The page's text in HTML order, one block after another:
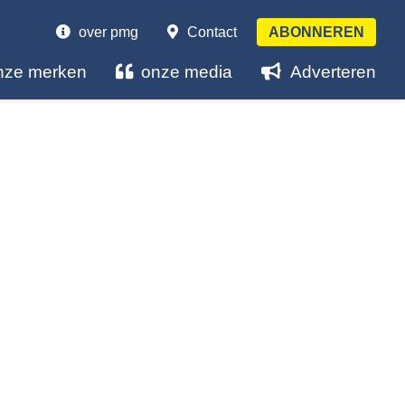
over pmg Contact ABONNEREN
merken onze media Adverteren